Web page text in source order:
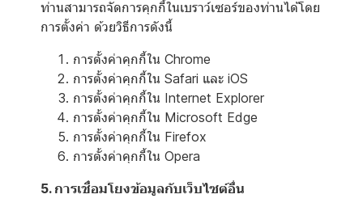
ท่านสามารถจัดการคุกกี้ในเบราว์เซอร์ของท่านได้โดย
การตั้งค่า ด้วยวิธีการดังนี้
การตั้งค่าคุกกี้ใน Chrome
การตั้งค่าคุกกี้ใน Safari และ iOS
การตั้งค่าคุกกี้ใน Internet Explorer
การตั้งค่าคุกกี้ใน Microsoft Edge
การตั้งค่าคุกกี้ใน Firefox
การตั้งค่าคุกกี้ใน Opera
5. การเชื่อมโยงข้อมูลกับเว็บไซต์อื่น